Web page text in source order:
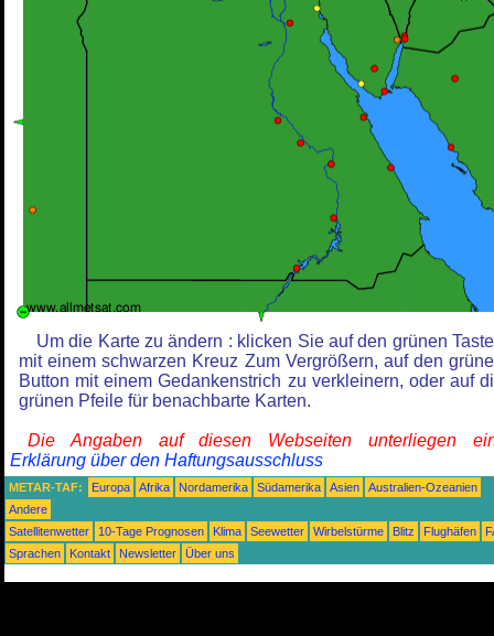
Um die Karte zu ändern : klicken Sie auf den grünen
mit einem schwarzen Kreuz Zum Vergrößern, auf den
Button mit einem Gedankenstrich zu verkleinern, oder auf
grünen Pfeile für benachbarte Karten.
Die Angaben auf diesen Webseiten unterliegen
Erklärung über den Haftungsausschluss
METAR-TAF: Europa Afrika Nordamerika Südamerika Asien
Australien-Ozeanien
Andere
Satellitenwetter
10-Tage Prognosen Klima Seewetter Wirbelstürme Blitz Flughäfen
Sprachen
Kontakt Newsletter Über uns